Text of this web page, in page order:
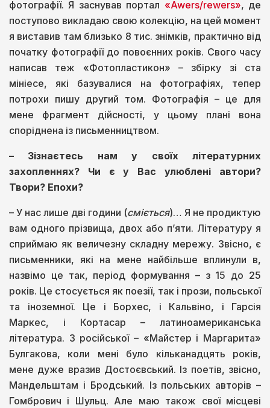
фотографії. Я заснував портал «Awers/rewers», де
поступово викладаю свою колекцію, на цей момент
я виставив там близько 8 тис. знімків, практично від
початку фотографії до повоєнних років. Свого часу
написав теж «Фотопластикон» – збірку зі ста
мініесе, які базувалися на фотографіях, тепер
потрохи пишу другий том. Фотографія – це для
мене фрагмент дійсності, у цьому плані вона
споріднена із письменництвом.
– Зізнаєтесь нам у своїх літературних
захопленнях? Чи є у Вас улюблені автори?
Твори? Епохи?
– У нас лише дві години (сміється)… Я не продиктую
вам одного прізвища, двох або п’яти. Літературу я
сприймаю як величезну складну мережу. Звісно, є
письменники, які на мене найбільше вплинули в,
назвімо це так, період формування – з 15 до 25
років. Це стосується як поезії, так і прози, польської
та іноземної. Це і Борхес, і Кальвіно, і Гарсія
Маркес, і Кортасар – латиноамериканська
література. З російської – «Майстер і Маргарита»
Булгакова, коли мені було кільканадцять років,
мене дуже вразив Достоєвський. Із поетів, звісно,
Мандельштам і Бродський. Із польських авторів –
Гомбрович і Шульц. Але маю також свої місцеві